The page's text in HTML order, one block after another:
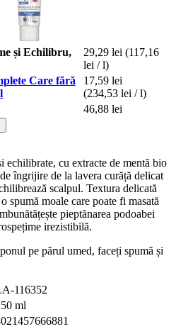
și Echilibru,
29,29 lei (117,16
lei / l)
Care fără
17,59 lei
(234,53 lei / l)
46,88 lei
cu extracte de mentă bio
îngrijire de la lavera curăță delicat
scalpul. Textura delicată
spumă moale care poate fi masată
pieptănarea podoabei
irezistibilă.
pe părul umed, faceți spumă și
116352
ml